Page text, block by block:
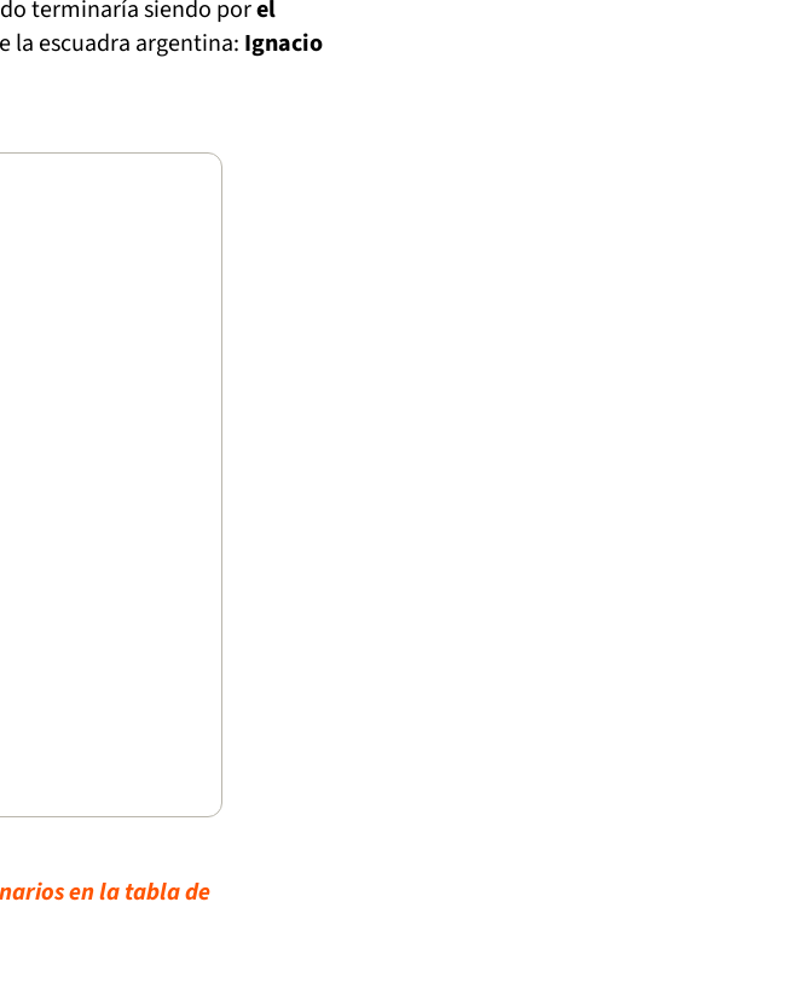
terminaría siendo porel
la escuadra argentina: Ignacio
en la tabla de